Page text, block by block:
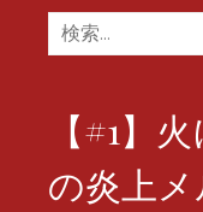
検
索:
【#1】
の炎上